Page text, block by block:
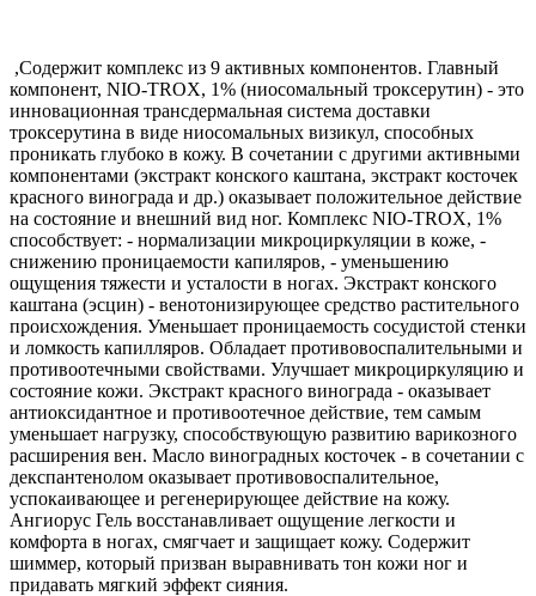
,Содержит комплекс из 9 активных компонентов. Главный
компонент, NIO-TROX, 1% (ниосомальный троксерутин) - это
инновационная трансдермальная система доставки
троксерутина в виде ниосомальных визикул, способных
проникать глубоко в кожу. В сочетании с другими активными
компонентами (экстракт конского каштана, экстракт косточек
красного винограда и др.) оказывает положительное действие
на состояние и внешний вид ног. Комплекс NIO-TROX, 1%
способствует: - нормализации микроциркуляции в коже, -
снижению проницаемости капиляров, - уменьшению
ощущения тяжести и усталости в ногах. Экстракт конского
каштана (эсцин) - венотонизирующее средство растительного
происхождения. Уменьшает проницаемость сосудистой стенки
и ломкость капилляров. Обладает противовоспалительными и
противоотечными свойствами. Улучшает микроциркуляцию и
состояние кожи. Экстракт красного винограда - оказывает
антиоксидантное и противоотечное действие, тем самым
уменьшает нагрузку, способствующую развитию варикозного
расширения вен. Масло виноградных косточек - в сочетании с
декспантенолом оказывает противовоспалительное,
успокаивающее и регенерирующее действие на кожу.
Ангиорус Гель восстанавливает ощущение легкости и
комфорта в ногах, смягчает и защищает кожу. Содержит
шиммер, который призван выравнивать тон кожи ног и
придавать мягкий эффект сияния.